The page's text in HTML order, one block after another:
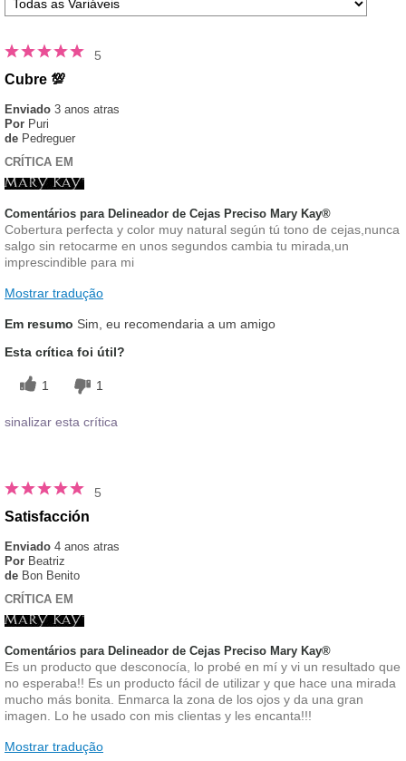
5
Cubre 💯
Enviado 3 anos atras
Por Puri
de Pedreguer
CRÍTICA EM
Comentários para Delineador de Cejas Preciso Mary Kay®
Cobertura perfecta y color muy natural según tú tono de cejas,nunca
salgo sin retocarme en unos segundos cambia tu mirada,un
imprescindible para mi
Mostrar tradução
Em resumo Sim, eu recomendaria a um amigo
Esta crítica foi útil?
1 1
sinalizar esta crítica
5
Satisfacción
Enviado 4 anos atras
Por Beatriz
de Bon Benito
CRÍTICA EM
Comentários para Delineador de Cejas Preciso Mary Kay®
Es un producto que desconocía, lo probé en mí y vi un resultado que
no esperaba!! Es un producto fácil de utilizar y que hace una mirada
mucho más bonita. Enmarca la zona de los ojos y da una gran
imagen. Lo he usado con mis clientas y les encanta!!!
Mostrar tradução